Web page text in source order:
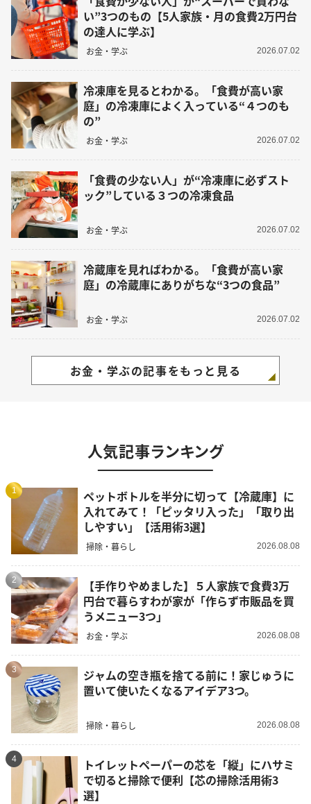
い”3つのもの【5人家族・月の食費2万円台
の達人に学ぶ】
お金・学ぶ 2026.07.02
冷凍庫を見るとわかる。「食費が高い家
庭」の冷凍庫によく入っている“４つのも
の”
お金・学ぶ 2026.07.02
「食費の少ない人」が“冷凍庫に必ずスト
ック”している３つの冷凍食品
お金・学ぶ 2026.07.02
冷蔵庫を見ればわかる。「食費が高い家
庭」の冷蔵庫にありがちな“3つの食品”
お金・学ぶ 2026.07.02
お金・学ぶの記事をもっと見る
人気記事ランキング
1
ペットボトルを半分に切って【冷蔵庫】に
入れてみて！「ピッタリ入った」「取り出
しやすい」【活用術3選】
掃除・暮らし 2026.08.08
2
【手作りやめました】５人家族で食費3万
円台で暮らすわが家が「作らず市販品を買
うメニュー3つ」
お金・学ぶ 2026.08.08
3
ジャムの空き瓶を捨てる前に！家じゅうに
置いて使いたくなるアイデア3つ。
掃除・暮らし 2026.08.08
4
トイレットペーパーの芯を「縦」にハサミ
で切ると掃除で便利【芯の掃除活用術3
選】